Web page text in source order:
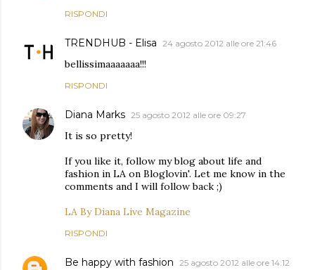
RISPONDI
TRENDHUB - Elisa 24 agosto 2012 alle ore 21:46
bellissimaaaaaaa!!!
RISPONDI
Diana Marks 25 agosto 2012 alle ore 09:27
It is so pretty!
If you like it, follow my blog about life and
fashion in LA on Bloglovin'. Let me know in the
comments and I will follow back ;)
LA By Diana Live Magazine
RISPONDI
Be happy with fashion 25 agosto 2012 alle ore 14:12